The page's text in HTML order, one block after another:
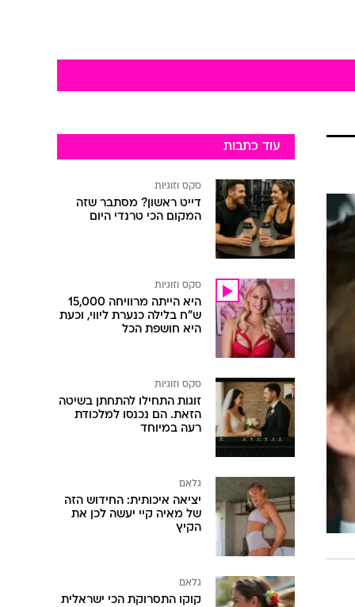
עוד כתבות
סקס וזוגיות
דייט ראשון? מסתבר שזה
המקום הכי טרנדי היום
סקס וזוגיות
היא הייתה מרוויחה 15,000
ש"ח בלילה כנערת ליווי, וכעת
היא חושפת הכל
סקס וזוגיות
זוגות התחילו להתחתן בשיטה
הזאת. הם נכנסו למלכודת
רעה במיוחד
גלאם
יציאה איכותית: החידוש הזה
של מאיה קיי יעשה לכן את
הקיץ
גלאם
קוקו התסרוקת הכי ישראלית